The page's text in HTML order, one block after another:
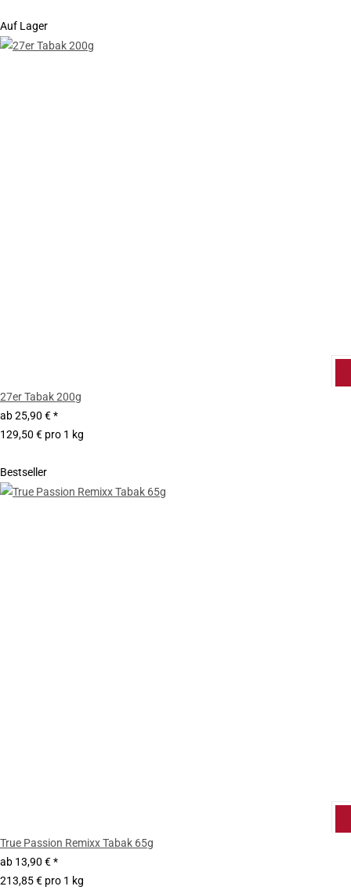
Auf Lager
27er Tabak 200g
ab25,90 €*
129,50 € pro 1 kg
Bestseller
True Passion Remixx Tabak 65g
ab 13,90 €*
213,85 € pro 1 kg